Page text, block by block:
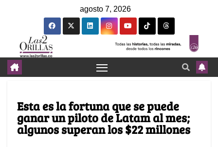
agosto 7, 2026
Esta es la fortuna que se puede
ganar un piloto de Latam al mes;
algunos superan los $22 millones